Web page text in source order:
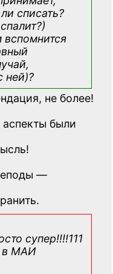
списать?
ней)?
не более!
аспекты были
—
супер!!!!111
в МАИ